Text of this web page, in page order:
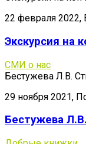
22 февраля 2022,
Экскурсия на
СМИ о нас
Бестужева Л.В.
29 ноября 2021,
Бестужева